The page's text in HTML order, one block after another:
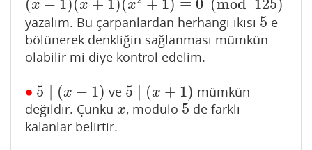
(x − 1)(x + 1)(x + 1) ≡ 0 (mod 125)
(x− 1)( x+1)(x 2+ 1)≡0(mod 125 )
yazalım. Bu çarpanlardan herhangi ikisi 5
5 e
bölünerek denkliğin sağlanması mümkün
olabilir mi diye kontrol edelim.
∙
∙ 5 ∣ (x − 1)
5 x−1 ve 5 ∣ (x + 1)
5∣ x+1 )
mümkün
değildir. Çünkü x
x , modülo 5
5 de farklı
kalanlar belirtir.